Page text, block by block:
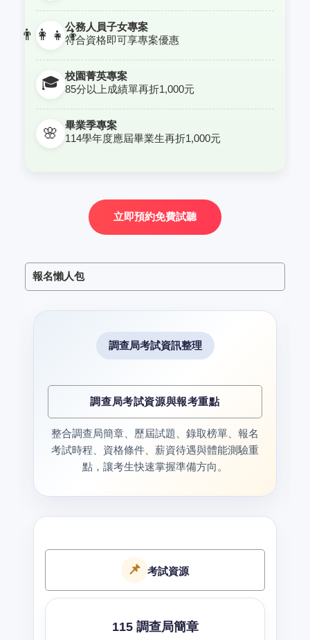
👨‍👩‍👧‍👦公務人員子女專案
符合資格即可享專案優惠
🎓 校園菁英專案
85分以上成績單再折1,000元
🌸
畢業季專案
114學年度應屆畢業生再折1,000元
立即預約免費試聽
報名懶人包
調查局考試資訊整理
調查局考試資源與報考重點
整合調查局簡章、歷屆試題、錄取榜單、報名
考試時程、資格條件、薪資待遇與體能測驗重
點，讓考生快速掌握準備方向。
📌 考試資源
115 調查局簡章